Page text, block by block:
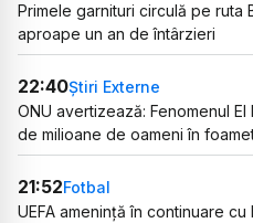
Primele garnituri circulă pe ruta
aproape un an de întârzieri
22:40Știri Externe
ONU avertizează: Fenomenul
de milioane de oameni în
21:52Fotbal
UEFA amenință în continuare